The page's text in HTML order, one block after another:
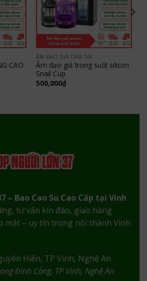
CAO
ÂM ĐẠO GIẢ CẦM TAY
Âm đạo giả trong suốt silicon
Snail Cup
500,000₫
– Bao Cao Su Cao Cấp tại Vinh
tư vấn kín đáo, giao hàng
mật – uy tín trong nội thành Vinh
Hiến, TP Vinh, Nghệ An
Đình Cảng, TP Vinh, Nghệ An